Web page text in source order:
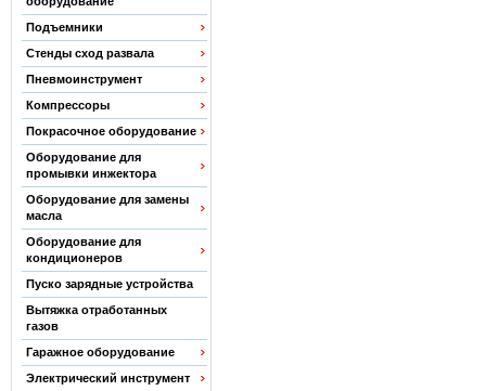
Подъемники
Стенды сход развала
Пневмоинструмент
Компрессоры
Покрасочное оборудование
Оборудование для
промывки инжектора
Оборудование для замены
масла
Оборудование для
кондиционеров
Пуско зарядные устройства
Вытяжка отработанных
газов
Гаражное оборудование
Электрический инструмент